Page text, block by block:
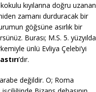
kıyılarına doğru uzanan
zamanı durduracak bir
göğsüne asırlık bir
Burası; M.S. 5. yüzyılda
ünlü Evliya Çelebi’yi
’dır.
değildir. O; Roma